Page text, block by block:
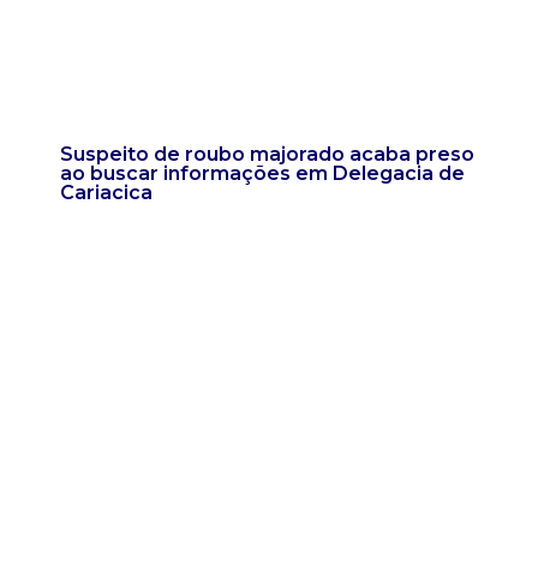
Suspeito de roubo majorado acaba preso
ao buscar informações em Delegacia de
Cariacica